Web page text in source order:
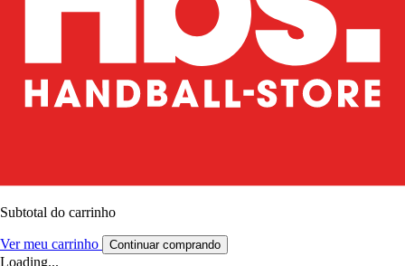
Subtotal do carrinho
Ver meu carrinho Continuar comprando
Loading...